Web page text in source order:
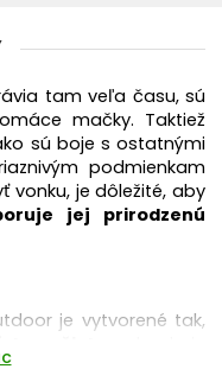
tam veľa času, sú
mačky. Taktiež
sú boje s ostatnými
podmienkam
vonku, je dôležité, aby
jej prirodzenú
je vytvorené tak,